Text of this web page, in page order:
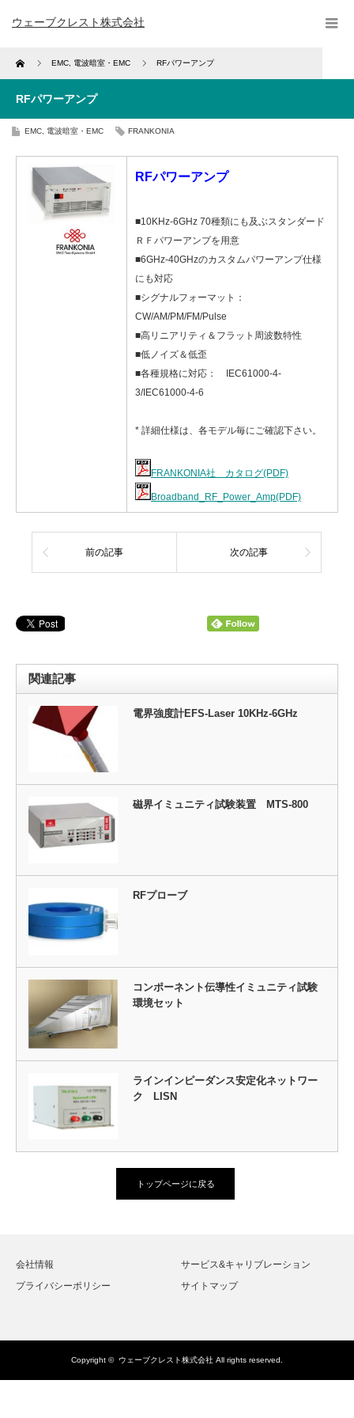
ウェーブクレスト株式会社
Home EMC 電波暗室・EMC RFパワーアンプ
RFパワーアンプ
EMC 電波暗室・EMC FRANKONIA
RFパワーアンプ
■10KHz-6GHz 70種類にも及ぶスタンダード
ＲＦパワーアンプを用意
■6GHz-40GHzのカスタムパワーアンプ仕様
にも対応
■シグナルフォーマット：
CW/AM/PM/FM/Pulse
■高リニアリティ＆フラット周波数特性
■低ノイズ＆低歪
■各種規格に対応： IEC61000-4-
3/IEC61000-4-6
* 詳細仕様は、各モデル毎にご確認下さい。
FRANKONIA社 カタログ(PDF)
Broadband_RF_Power_Amp(PDF)
前の記事 次の記事
関連記事
電界強度計EFS-Laser 10KHz-6GHz
磁界イミュニティ試験装置 MTS-800
RFプローブ
コンポーネント伝導性イミュニティ試験
環境セット
ラインインピーダンス安定化ネットワー
ク LISN
トップページに戻る
会社情報
サービス&キャリブレーション
プライバシーポリシー
サイトマップ
Copyright © ウェーブクレスト株式会社 All rights reserved.